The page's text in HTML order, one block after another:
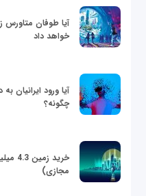
آیا طوفان متاورس
خواهد داد
آیا ورود ایرانیان
چگونه؟
مجازی)